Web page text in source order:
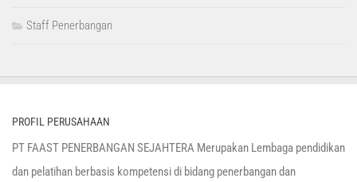
Staff Penerbangan
PROFIL PERUSAHAAN
PT FAAST PENERBANGAN SEJAHTERA Merupakan Lembaga pendidikan
dan pelatihan berbasis kompetensi di bidang penerbangan dan